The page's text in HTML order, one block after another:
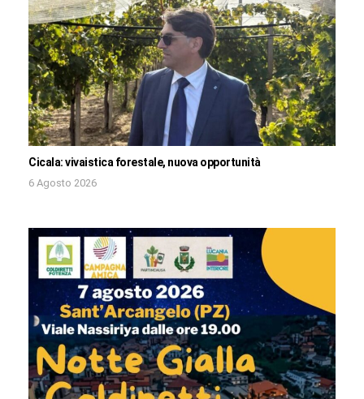
Cicala: vivaistica forestale, nuova opportunità
6 Agosto 2026